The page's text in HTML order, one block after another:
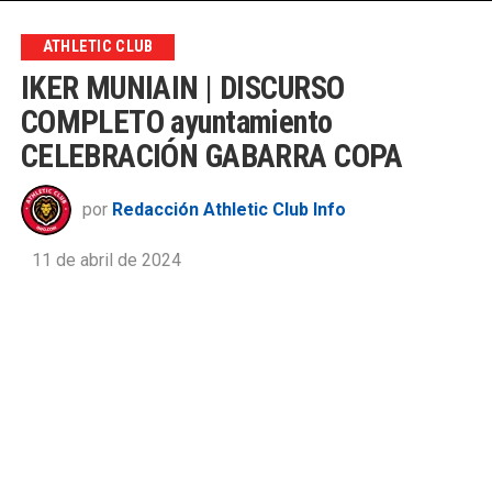
ATHLETIC CLUB
IKER MUNIAIN | DISCURSO
COMPLETO ayuntamiento
CELEBRACIÓN GABARRA COPA
por Redacción Athletic Club Info
11 de abril de 2024